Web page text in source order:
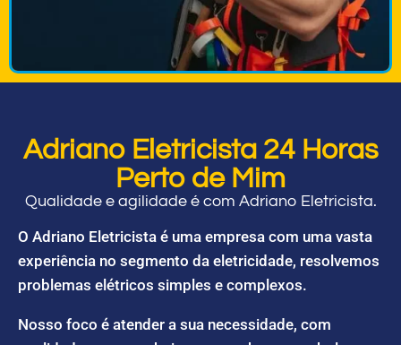
Adriano Eletricista 24 Horas
Perto de Mim
Qualidade e agilidade é com Adriano Eletricista.
O Adriano Eletricista é uma empresa com uma vasta
experiência no segmento da eletricidade, resolvemos
problemas elétricos simples e complexos.
Nosso foco é atender a sua necessidade, com